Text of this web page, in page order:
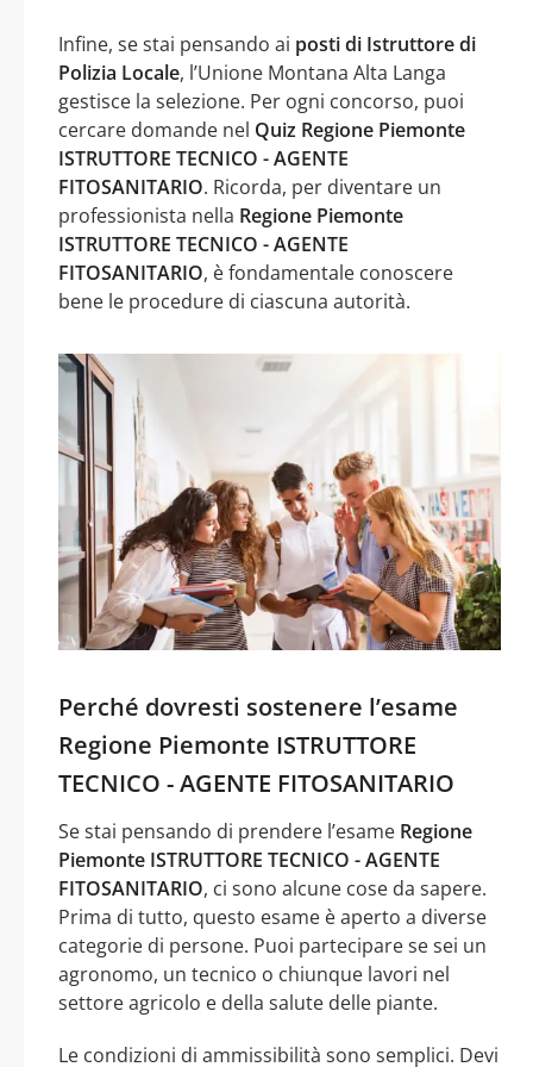
Infine, se stai pensando ai posti di Istruttore di
Polizia Locale, l’Unione Montana Alta Langa
gestisce la selezione. Per ogni concorso, puoi
cercare domande nel Quiz Regione Piemonte
ISTRUTTORE TECNICO - AGENTE
FITOSANITARIO. Ricorda, per diventare un
professionista nella Regione Piemonte
ISTRUTTORE TECNICO - AGENTE
FITOSANITARIO, è fondamentale conoscere
bene le procedure di ciascuna autorità.
Perché dovresti sostenere l’esame
Regione Piemonte ISTRUTTORE
TECNICO - AGENTE FITOSANITARIO
Se stai pensando di prendere l’esame Regione
Piemonte ISTRUTTORE TECNICO - AGENTE
FITOSANITARIO, ci sono alcune cose da sapere.
Prima di tutto, questo esame è aperto a diverse
categorie di persone. Puoi partecipare se sei un
agronomo, un tecnico o chiunque lavori nel
settore agricolo e della salute delle piante.
Le condizioni di ammissibilità sono semplici. Devi